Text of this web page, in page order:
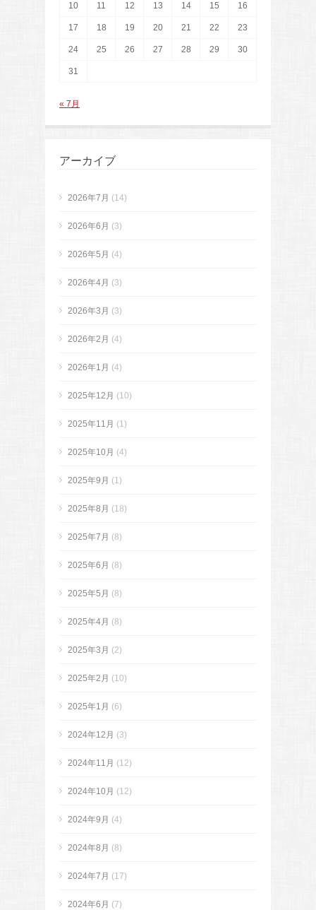
10 11 12 13 14 15 16
17 18 19 20 21 22 23
24 25 26 27 28 29 30
31
« 7月
アーカイブ
2026年7月 (14)
2026年6月 (3)
2026年5月 (4)
2026年4月 (3)
2026年3月 (3)
2026年2月 (4)
2026年1月 (4)
2025年12月 (10)
2025年11月 (1)
2025年10月 (4)
2025年9月 (1)
2025年8月 (18)
2025年7月 (8)
2025年6月 (8)
2025年5月 (8)
2025年4月 (8)
2025年3月 (2)
2025年2月 (10)
2025年1月 (6)
2024年12月 (3)
2024年11月 (12)
2024年10月 (12)
2024年9月 (4)
2024年8月 (8)
2024年7月 (17)
2024年6月 (7)